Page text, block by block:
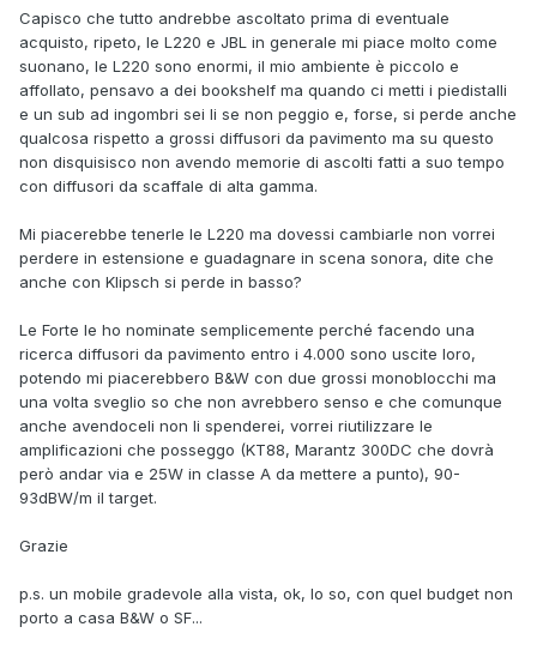
Capisco che tutto andrebbe ascoltato prima di eventuale
acquisto, ripeto, le L220 e JBL in generale mi piace molto come
suonano, le L220 sono enormi, il mio ambiente è piccolo e
affollato, pensavo a dei bookshelf ma quando ci metti i piedistalli
e un sub ad ingombri sei li se non peggio e, forse, si perde anche
qualcosa rispetto a grossi diffusori da pavimento ma su questo
non disquisisco non avendo memorie di ascolti fatti a suo tempo
con diffusori da scaffale di alta gamma.
Mi piacerebbe tenerle le L220 ma dovessi cambiarle non vorrei
perdere in estensione e guadagnare in scena sonora, dite che
anche con Klipsch si perde in basso?
Le Forte le ho nominate semplicemente perché facendo una
ricerca diffusori da pavimento entro i 4.000 sono uscite loro,
potendo mi piacerebbero B&W con due grossi monoblocchi ma
una volta sveglio so che non avrebbero senso e che comunque
anche avendoceli non li spenderei, vorrei riutilizzare le
amplificazioni che posseggo (KT88, Marantz 300DC che dovrà
però andar via e 25W in classe A da mettere a punto), 90-
93dBW/m il target.
Grazie
p.s. un mobile gradevole alla vista, ok, lo so, con quel budget non
porto a casa B&W o SF...